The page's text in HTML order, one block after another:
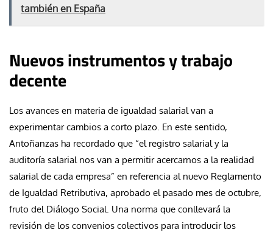
también en España
Nuevos instrumentos y trabajo
decente
Los avances en materia de igualdad salarial van a
experimentar cambios a corto plazo. En este sentido,
Antoñanzas ha recordado que “el registro salarial y la
auditoría salarial nos van a permitir acercarnos a la realidad
salarial de cada empresa” en referencia al nuevo Reglamento
de Igualdad Retributiva, aprobado el pasado mes de octubre,
fruto del Diálogo Social. Una norma que conllevará la
revisión de los convenios colectivos para introducir los